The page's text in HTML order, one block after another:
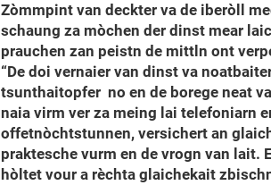
Zòmmpint van deckter va de iberòll
schaung za mòchen der dinst mear
prauchen zan peistn de mittln ont
“De doi vernaier van dinst va
tsunthaitopfer no en de borege neat
naia virm ver za meing lai telefoniarn
offetnòchtstunnen, versichert an
praktesche vurm en de vrogn van
hòltet vour a rèchta glaichekait